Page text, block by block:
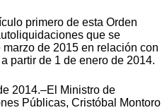
primero de esta Orden
que se
de 2015 en relación con
partir de 1 de enero de 2014.
2014.–El Ministro de
Públicas, Cristóbal Montoro